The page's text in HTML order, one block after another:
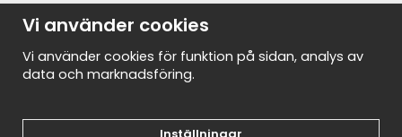
PRENUMERERA PÅ NYHETSBREVET FÖR VÅRA BÄSTA
ERBJUDANDEN OCH NYHETER!
E-
postadress
Vi använder cookies
Vi använder cookies för funktion på sidan, analys av
data och marknadsföring.